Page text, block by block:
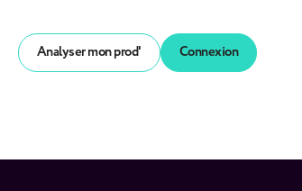
Analyser mon prod' Connexion